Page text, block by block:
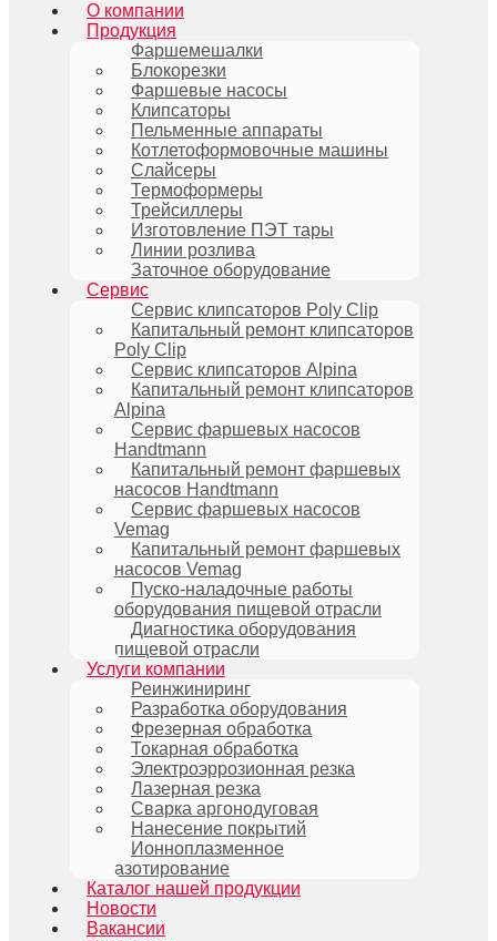
О компании
Продукция
Фаршемешалки
Блокорезки
Фаршевые насосы
Клипсаторы
Пельменные аппараты
Котлетоформовочные машины
Слайсеры
Термоформеры
Трейсиллеры
Изготовление ПЭТ тары
Линии розлива
Заточное оборудование
Сервис
Сервис клипсаторов Poly Clip
Капитальный ремонт клипсаторов
Poly Clip
Сервис клипсаторов Alpina
Капитальный ремонт клипсаторов
Alpina
Сервис фаршевых насосов
Handtmann
Капитальный ремонт фаршевых
насосов Handtmann
Сервис фаршевых насосов
Vemag
Капитальный ремонт фаршевых
насосов Vemag
Пуско-наладочные работы
оборудования пищевой отрасли
Диагностика оборудования
пищевой отрасли
Услуги компании
Реинжиниринг
Разработка оборудования
Фрезерная обработка
Токарная обработка
Электроэррозионная резка
Лазерная резка
Сварка аргонодуговая
Нанесение покрытий
Ионноплазменное
азотирование
Каталог нашей продукции
Новости
Вакансии